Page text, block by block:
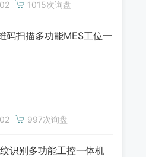
1015次询盘
码扫描多功能MES工位一
997次询盘
识别多功能工控一体机